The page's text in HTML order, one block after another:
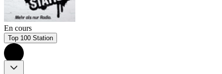
En cours
Top 100 Station